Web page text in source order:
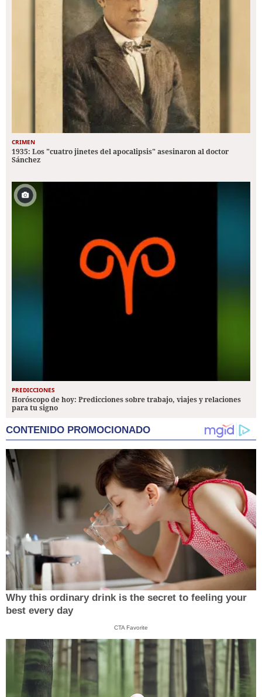
CRIMEN
1935: Los "cuatro jinetes del apocalipsis" asesinaron al doctor
Sánchez
PREDICCIONES
Horóscopo de hoy: Predicciones sobre trabajo, viajes y relaciones
para tu signo
CONTENIDO PROMOCIONADO
Why this ordinary drink is the secret to feeling your
best every day
CTA Favorite